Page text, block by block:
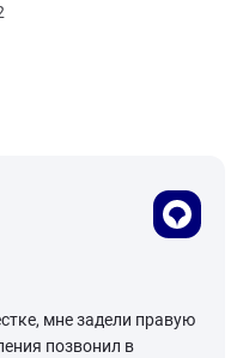
мне задели правую
позвонил в